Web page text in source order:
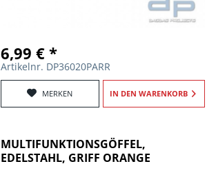
6,99 € *
Artikelnr. DP36020PARR
MERKEN IN DEN WARENKORB
MULTIFUNKTIONSGÖFFEL,
EDELSTAHL, GRIFF ORANGE